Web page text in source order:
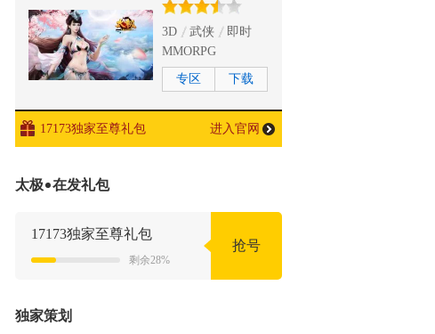
王权与自由 诛仙世界 新仙侠5
3D 武侠
即时
MMORPG
专区 下载
17173独家至尊礼包 进入官网
太极 在发礼包
17173独家至尊礼包
剩余28%
抢号
独家策划